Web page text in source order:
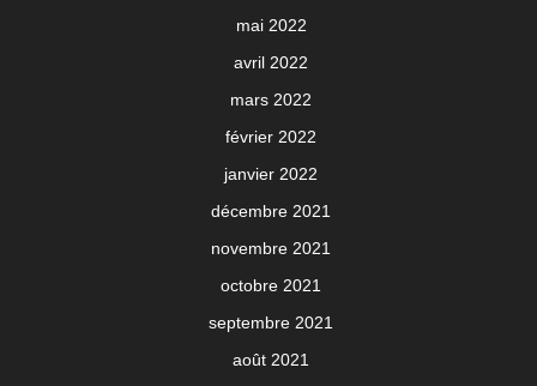
mai 2022
avril 2022
mars 2022
février 2022
janvier 2022
décembre 2021
novembre 2021
octobre 2021
septembre 2021
août 2021